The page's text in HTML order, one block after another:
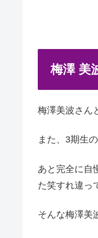
梅澤 美
梅澤美波さん
また、3期生
あと完全に自
た笑すれ違っ
そんな梅澤美